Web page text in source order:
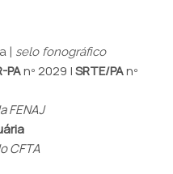
| selo fonográfico
PAnº 2029 |SRTE/PAnº
FENAJ
CFTA